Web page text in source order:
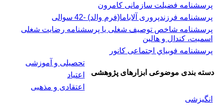
پرسشنامه فضیلت سازمانی کامرون
پرسشنامه فرزندپروری آلاباما(فرم والد) -42 سوالی
پرسشنامه شاخص توصیف شغلی یا پرسشنامه رضایت شغلی
اسميت، كندال و هالين
پرسشنامه فوبياي اجتماعی کانور
دسته بندی موضوعی ابزارهای پژوهشی
تحصیلی و آموزشی
اعتیاد
اعتقادی و مذهبی
انگیزشی